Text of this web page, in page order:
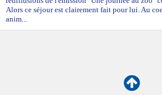
Alors ce séjour est clairement fait pour lui. Au
anim...